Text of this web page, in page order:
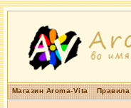
Магазин Aroma-Vita